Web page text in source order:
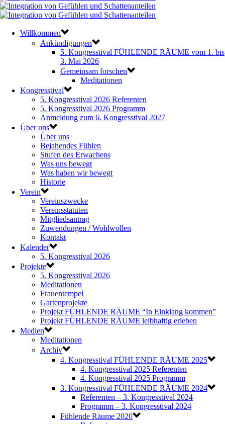
Willkommen
Ankündigungen
5. Kongresstival FÜHLENDE RÄUME vom 1. bis
3. Mai 2026
Gemeinsam forschen
Meditationen
Kongresstival
5. Kongresstival 2026 Referenten
5. Kongresstival 2026 Programm
Anmeldung zum 6. Kongresstival 2027
Über uns
Über uns
Bejahendes Fühlen
Stufen des Erwachens
Was uns bewegt
Was haben wir bewegt
Historie
Verein
Vereinszwecke
Vereinsstatuten
Mitgliedsantrag
Zuwendungen / Wohlwollen
Kontakt
Kalender
5. Kongresstival 2026
Projekte
5. Kongresstival 2026
Meditationen
Frauentempel
Gartenprojekte
Projekt FÜHLENDE RÄUME “In Einklang kommen”
Projekt FÜHLENDE RÄUME leibhaftig erleben
Medien
Meditationen
Archiv
4. Kongresstival FÜHLENDE RÄUME 2025
4. Kongresstival 2025 Referenten
4. Kongresstival 2025 Programm
3. Kongresstival FÜHLENDE RÄUME 2024
Referenten – 3. Kongresstival 2024
Programm – 3. Kongresstival 2024
Fühlende Räume 2020